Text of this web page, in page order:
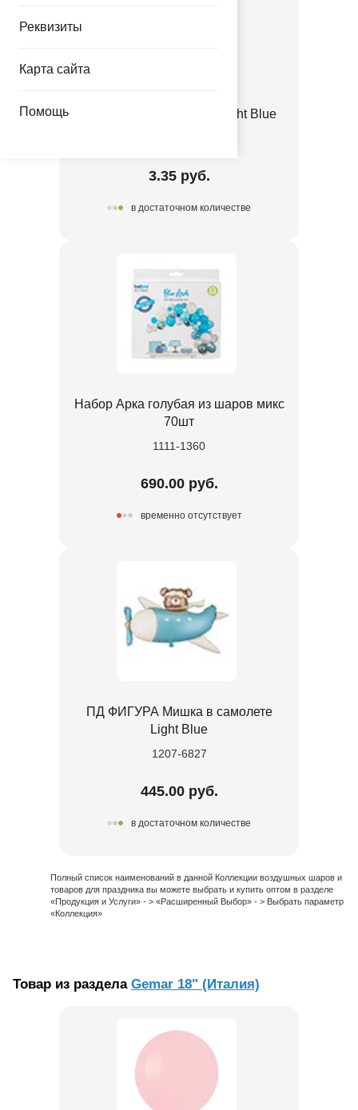
Реквизиты
Карта сайта
Помощь Е 12" Пастель Retro Twilight Blue
3.35 руб.
в достаточном количестве
Набор Арка голубая из шаров микс
70шт
1111-1360
690.00 руб.
временно отсутствует
ПД ФИГУРА Мишка в самолете
Light Blue
1207-6827
445.00 руб.
в достаточном количестве
Полный список наименований в данной Коллекции воздушных шаров и
товаров для праздника вы можете выбрать и купить оптом в разделе
«Продукция и Услуги» - > «Расширенный Выбор» - > Выбрать параметр
«Коллекция»
Товар из раздела Gemar 18" (Италия)